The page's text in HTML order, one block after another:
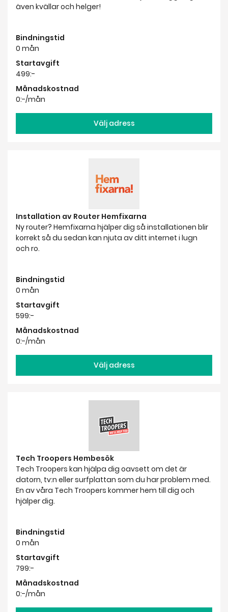
även kvällar och helger!
Bindningstid
0 mån
Startavgift
499:-
Månadskostnad
0:-/mån
Välj adress
Installation av Router Hemfixarna
Ny router? Hemfixarna hjälper dig så installationen blir
korrekt så du sedan kan njuta av ditt internet i lugn
och ro.
Bindningstid
0 mån
Startavgift
599:-
Månadskostnad
0:-/mån
Välj adress
Tech Troopers Hembesök
Tech Troopers kan hjälpa dig oavsett om det är
datorn, tv:n eller surfplattan som du har problem med.
En av våra Tech Troopers kommer hem till dig och
hjälper dig.
Bindningstid
0 mån
Startavgift
799:-
Månadskostnad
0:-/mån